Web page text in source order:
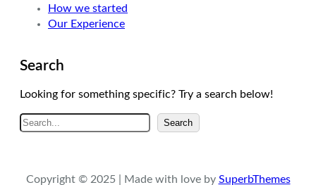
How we started
Our Experience
Search
Looking for something specific? Try a search below!
A
r
Search
Copyright © 2025 | Made with love by SuperbThemes